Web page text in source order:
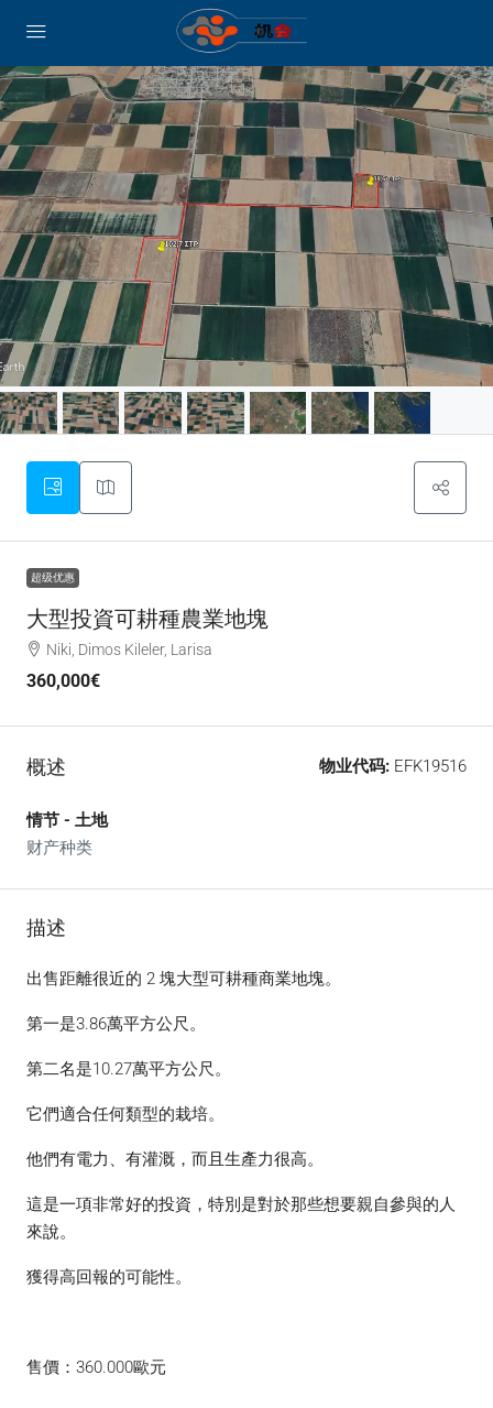
超级优惠
大型投資可耕種農業地塊
Niki, Dimos Kileler, Larisa
360,000€
概述 物业代码: EFK19516
情节 - 土地
财产种类
描述
出售距離很近的 2 塊大型可耕種商業地塊。
第一是3.86萬平方公尺。
第二名是10.27萬平方公尺。
它們適合任何類型的栽培。
他們有電力、有灌溉，而且生產力很高。
這是一項非常好的投資，特別是對於那些想要親自參與的人
來說。
獲得高回報的可能性。
售價：360.000歐元